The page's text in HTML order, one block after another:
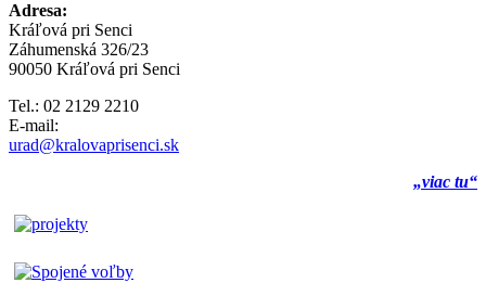
Adresa:
Kráľová pri Senci
Záhumenská 326/23
90050 Kráľová pri Senci
Tel.: 02 2129 2210
E-mail:
urad@kralovaprisenci.sk
„viac tu“